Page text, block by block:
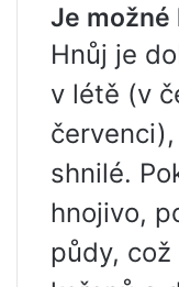
Je možné
Hnůj je
v létě (v
shnilé.
hnojivo,
půdy,